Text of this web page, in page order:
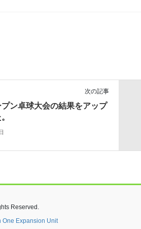
次の記事
ン卓球大会の結果をアップ
Reserved.
One Expansion Unit